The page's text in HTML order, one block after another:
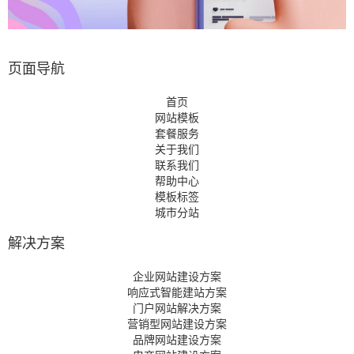
页面导航
首页
网站模板
套餐服务
关于我们
联系我们
帮助中心
模板标签
城市分站
解决方案
企业网站建设方案
响应式智能建站方案
门户网站解决方案
营销型网站建设方案
品牌网站建设方案